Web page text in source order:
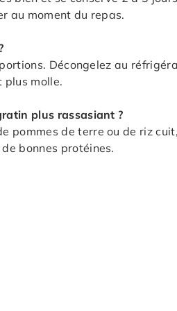
au moment du repas.
Décongelez au
plus molle.
plus rassasiant ?
pommes de terre ou de riz
bonnes protéines.